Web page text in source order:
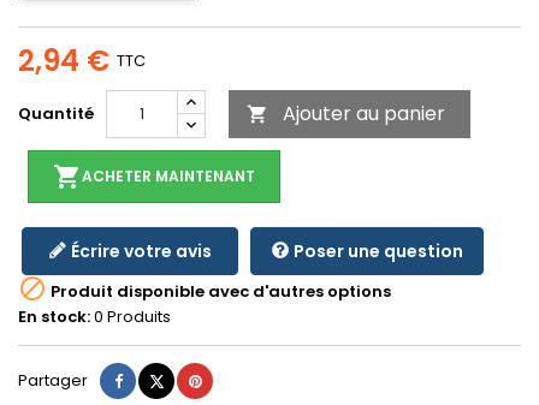
2,94 € TTC
Quantité  Ajouter au panier
shopping_cartACHETER MAINTENANT
Écrire votre avis Poser une question
 Produit disponible avec d'autres options
En stock:0 Produits
Partager Partager
TweetPinterest